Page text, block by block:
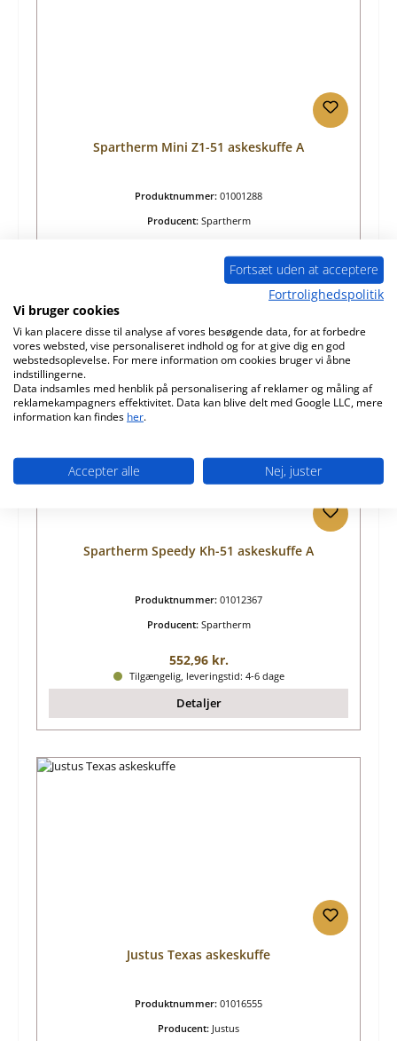
Spartherm Mini Z1-51 askeskuffe A
Produktnummer: 01001288
Producent: Spartherm
Almindelig pris:
524,60 kr.
Tilgængelig, leveringstid: 4-6 dage
Spartherm Speedy Kh-51 askeskuffe A
Produktnummer: 01012367
Producent: Spartherm
Almindelig pris:
552,96 kr.
Tilgængelig, leveringstid: 4-6 dage
Detaljer
Justus Texas askeskuffe
Produktnummer: 01016555
Producent: Justus
Fortsæt uden at acceptere
Fortrolighedspolitik
Vi bruger cookies
Vi kan placere disse til analyse af vores besøgende data, for at forbedre
vores websted, vise personaliseret indhold og for at give dig en god
webstedsoplevelse. For mere information om cookies bruger vi åbne
indstillingerne.
Data indsamles med henblik på personalisering af reklamer og måling af
reklamekampagners effektivitet. Data kan blive delt med Google LLC, mere
information kan findes her.
Accepter alle Nej, juster